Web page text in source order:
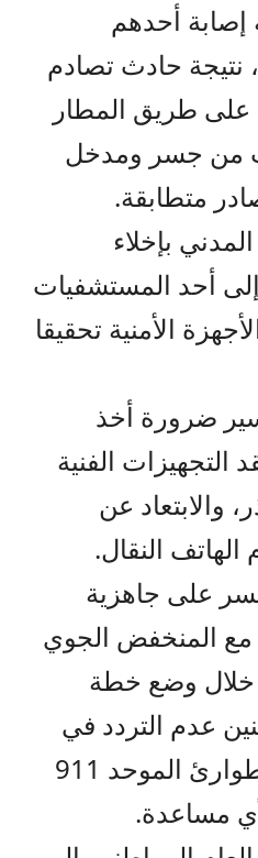
أحدهم
نتيجة حادث تصادم
على طريق المطار
من جسر ومدخل
متطابقة.
بإخلاء
إلى أحد المستشفيات
الأمنية تحقيقا
ضرورة أخذ
التجهيزات الفنية
والابتعاد عن
النقال.
على جاهزية
مع المنخفض الجوي
خلال وضع خطة
عدم التردد في
الاتصال على رقم الطوارئ الموحد 911
مساعدة.